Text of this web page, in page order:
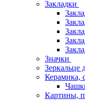
Закладки
Значки
Зеркальце
Керамика,
Картины,